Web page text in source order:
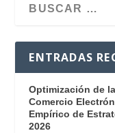
ENTRADAS
Optimización de
Comercio
Empírico de
2026